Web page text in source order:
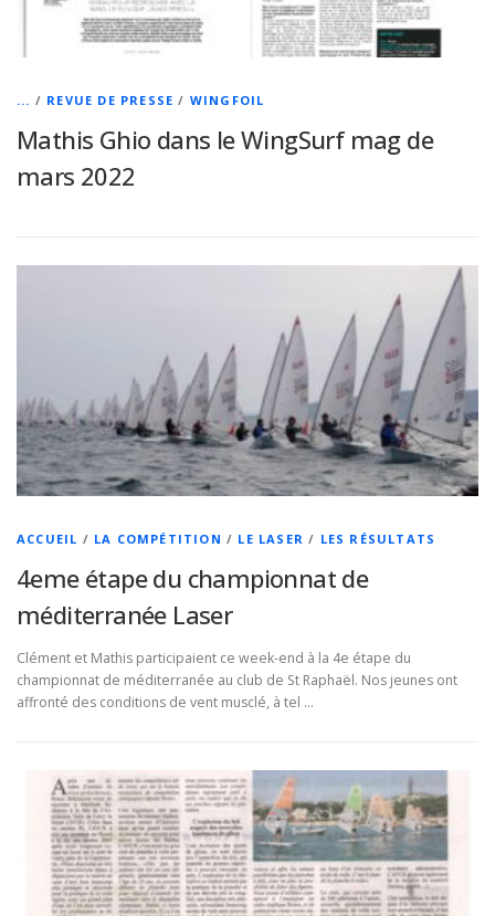
... / REVUE DE PRESSE / WINGFOIL
Mathis Ghio dans le WingSurf mag de
mars 2022
ACCUEIL / LA COMPÉTITION / LE LASER / LES RÉSULTATS
4eme étape du championnat de
méditerranée Laser
Clément et Mathis participaient ce week-end à la 4e étape du
championnat de méditerranée au club de St Raphaël. Nos jeunes ont
affronté des conditions de vent musclé, à tel …